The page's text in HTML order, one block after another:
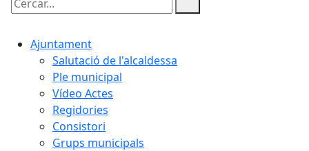
Cercar:
Ajuntament
Salutació de l'alcaldessa
Ple municipal
Vídeo Actes
Regidories
Consistori
Grups municipals